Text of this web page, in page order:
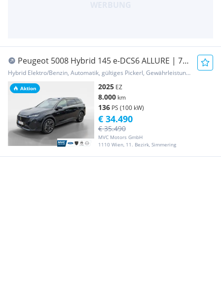
Aktion
Peugeot 5008 Hybrid 145 e-DCS6 ALLURE | 7-
Sitzer | 360°...
Hybrid Elektro/Benzin, Automatik, gültiges Pickerl, Gewährleistung, Garantie
2025 EZ
8.000 km
136 PS (100 kW)
MVC Motors GmbH
1110 Wien, 11. Bezirk, Simmering
€ 35.490
€ 34.490